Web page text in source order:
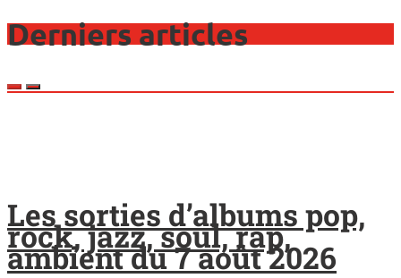
Derniers articles
Les sorties d’albums pop,
rock, jazz, soul, rap,
ambient du 7 août 2026